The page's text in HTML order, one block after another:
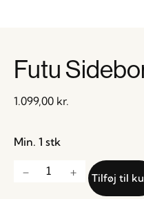
Futu
1.099,00 kr.
Min. 1 stk
Tilføj til